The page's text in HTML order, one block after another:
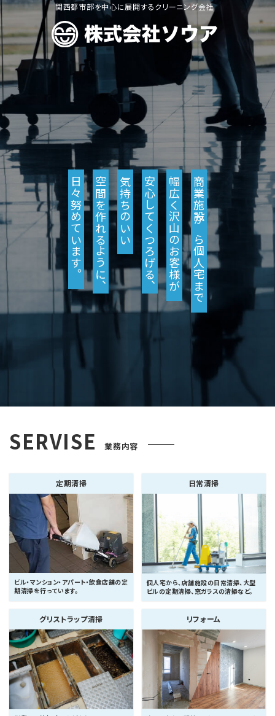
関西都市部を中心に展開するクリーニング会社
商業施設から個人宅まで
幅広く沢山のお客様が
安心してくつろげる、
気持ちのいい
空間を作れるように、
日々努めています。
SERVISE 業務内容
定期清掃
ビル・マンション・アパート・飲食店舗の定
期清掃を行っています。
日常清掃
個人宅から、店舗施設の日常清掃、大型
ビルの定期清掃、窓ガラスの清掃など。
グリストラップ清掃 リフォーム